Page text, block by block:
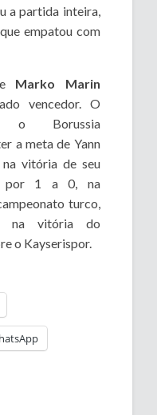
a partida inteira,
empatou com
Marko Marin
vencedor. O
o Borussia
a meta de Yann
vitória de seu
por 1 a 0, na
turco,
na vitória do
o Kayserispor.